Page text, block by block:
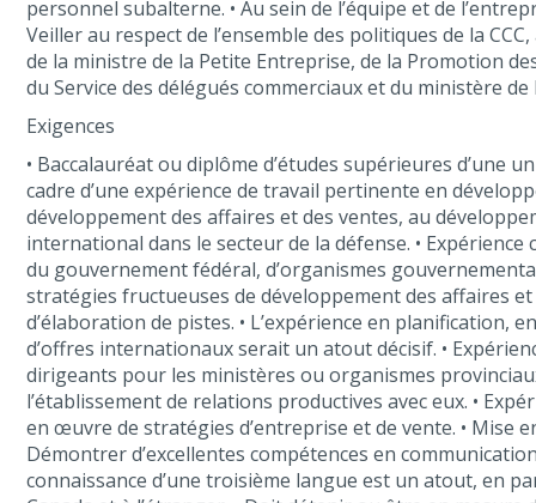
personnel subalterne. • Au sein de l’équipe et de
Veiller au respect de l’ensemble des politiques de la
de la ministre de la Petite Entreprise, de la Promotion
du Service des délégués commerciaux et du ministère
Exigences
• Baccalauréat ou diplôme d’études supérieures d’une
cadre d’une expérience de travail pertinente en
développement des affaires et des ventes, au
international dans le secteur de la défense. •
du gouvernement fédéral, d’organismes
stratégies fructueuses de développement des affaires
d’élaboration de pistes. • L’expérience en
d’offres internationaux serait un atout décisif. •
dirigeants pour les ministères ou organismes
l’établissement de relations productives avec eux. •
en œuvre de stratégies d’entreprise et de vente. • Mise
Démontrer d’excellentes compétences en
connaissance d’une troisième langue est un atout, en